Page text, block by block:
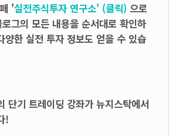
'실전주식투자 연구소' (클릭) 으로
그의 모든 내용을 순서대로 확인하
양한 실전 투자 정보도 얻을 수 있습
단기 트레이딩 강좌가 뉴지스탁에서
!